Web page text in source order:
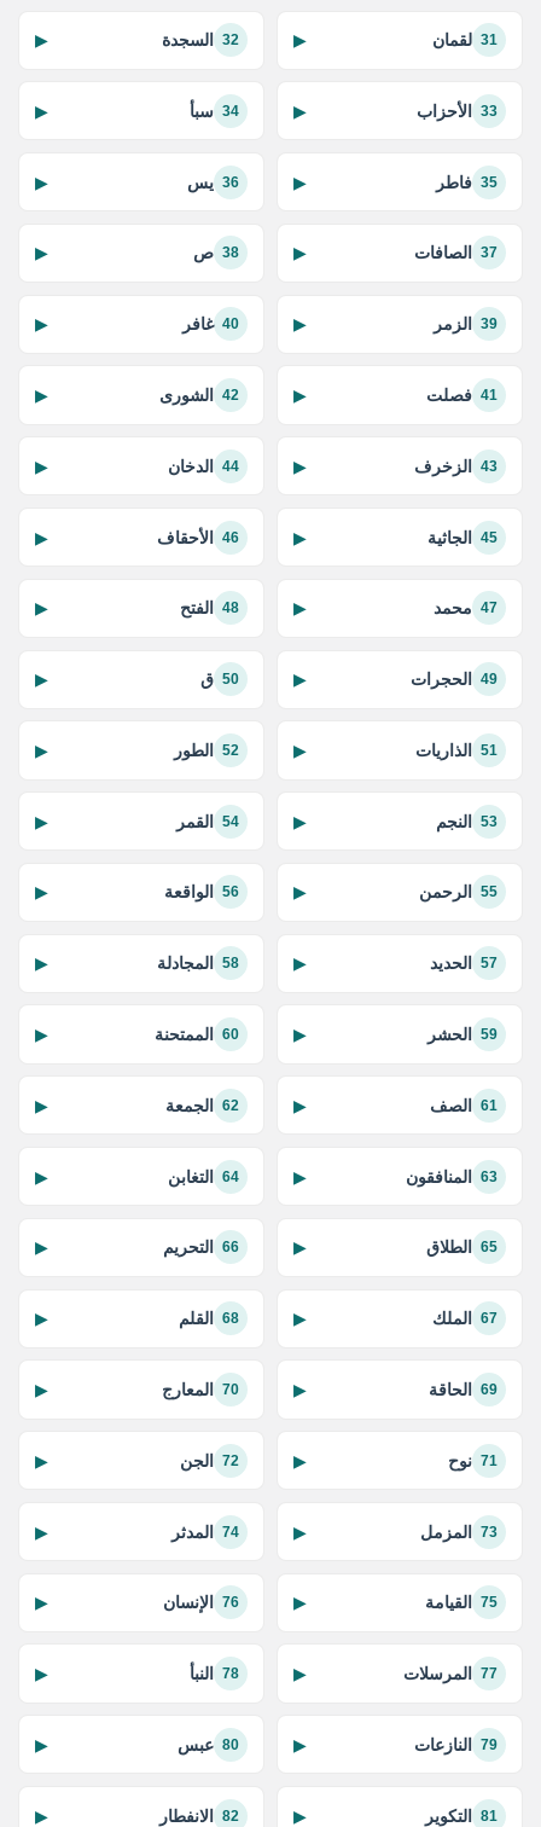
31 لقمان ▶
32 السجدة ▶
33 الأحزاب ▶
34 سبأ ▶
35 فاطر ▶
36 يس ▶
37 الصافات ▶
38 ص ▶
39 الزمر ▶
40 غافر ▶
41 فصلت ▶
42 الشورى ▶
43 الزخرف ▶
44 الدخان ▶
45 الجاثية ▶
46 الأحقاف ▶
47 محمد ▶
48 الفتح ▶
49 الحجرات ▶
50 ق ▶
51 الذاريات ▶
52 الطور ▶
53 النجم ▶
54 القمر ▶
55 الرحمن ▶
56 الواقعة ▶
57 الحديد ▶
58 المجادلة ▶
59 الحشر ▶
60 الممتحنة ▶
61 الصف ▶
62 الجمعة ▶
63 المنافقون ▶
64 التغابن ▶
65 الطلاق ▶
66 التحريم ▶
67 الملك ▶
68 القلم ▶
69 الحاقة ▶
70 المعارج ▶
71 نوح ▶
72 الجن ▶
73 المزمل ▶
74 المدثر ▶
75 القيامة ▶
76 الإنسان ▶
77 المرسلات ▶
78 النبأ ▶
79 النازعات ▶
80 عبس ▶
81 التكوير ▶
82 الانفطار ▶